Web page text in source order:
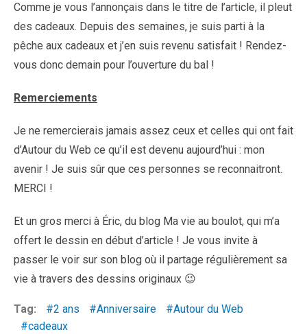
Comme je vous l’annonçais dans le titre de l’article, il pleut
des cadeaux. Depuis des semaines, je suis parti à la
pêche aux cadeaux et j’en suis revenu satisfait ! Rendez-
vous donc demain pour l’ouverture du bal !
Remerciements
Je ne remercierais jamais assez ceux et celles qui ont fait
d’Autour du Web ce qu’il est devenu aujourd’hui : mon
avenir ! Je suis sûr que ces personnes se reconnaitront.
MERCI !
Et un gros merci à Éric, du blog Ma vie au boulot, qui m’a
offert le dessin en début d’article ! Je vous invite à
passer le voir sur son blog où il partage régulièrement sa
vie à travers des dessins originaux 😉
Tag: 2 ans Anniversaire
Autour du Web
cadeaux